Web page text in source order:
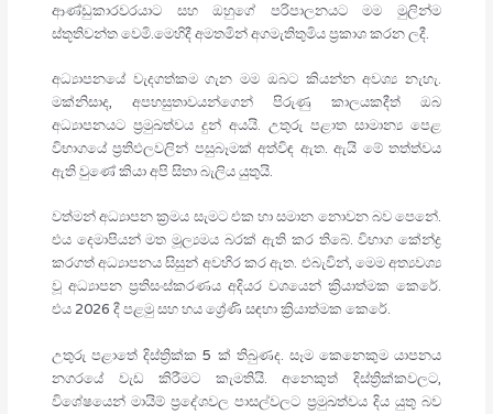
ආණ්ඩුකාරවරයාට සහ ඔහුගේ පරිපාලනයට මම මුලින්ම
ස්තූතිවන්ත වෙමි.මෙහිදී අමතමින් අගමැතිතුමිය ප්‍රකාශ කරන ලදී.
අධ්‍යාපනයේ වැදගත්කම ගැන මම ඔබට කියන්න අවශ්‍ය නැහැ.
මක්නිසාද, අපහසුතාවයන්ගෙන් පිරුණු කාලයකදීත් ඔබ
අධ්‍යාපනයට ප්‍රමුඛත්වය දුන් අයයි. උතුරු පළාත සාමාන්‍ය පෙළ
විභාගයේ ප්‍රතිඵලවලින් පසුබෑමක් අත්විඳ ඇත. ඇයි මේ තත්ත්වය
ඇති වුණේ කියා අපි සිතා බැලිය යුතුයි.
වත්මන් අධ්‍යාපන ක්‍රමය සැමට එක හා සමාන නොවන බව පෙනේ.
එය දෙමාපියන් මත මූල්‍යමය බරක් ඇති කර තිබේ. විභාග කේන්ද්‍ර
කරගත් අධ්‍යාපනය සිසුන් අවහිර කර ඇත. එබැවින්, මෙම අත්‍යවශ්‍ය
වූ අධ්‍යාපන ප්‍රතිසංස්කරණය අදියර වශයෙන් ක්‍රියාත්මක කෙරේ.
එය 2026 දී පළමු සහ හය ශ්‍රේණි සඳහා ක්‍රියාත්මක කෙරේ.
උතුරු පළාතේ දිස්ත්‍රික්ක 5 ක් තිබුණද. සෑම කෙනෙකුම යාපනය
නගරයේ වැඩ කිරීමට කැමතියි. අනෙකුත් දිස්ත්‍රික්කවලට,
විශේෂයෙන් මායිම් ප්‍රදේශවල පාසල්වලට ප්‍රමුඛත්වය දිය යුතු බව